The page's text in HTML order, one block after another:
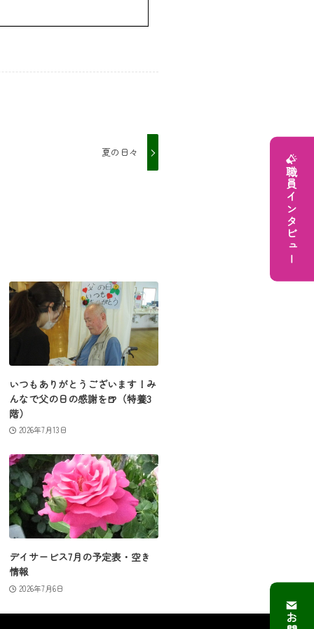
夏の日々
いつもありがとうございます！み
んなで父の日の感謝を🍺（特養3
階）
2026年7月13日
デイサービス7月の予定表・空き
情報
2026年7月6日
職員インタビュー